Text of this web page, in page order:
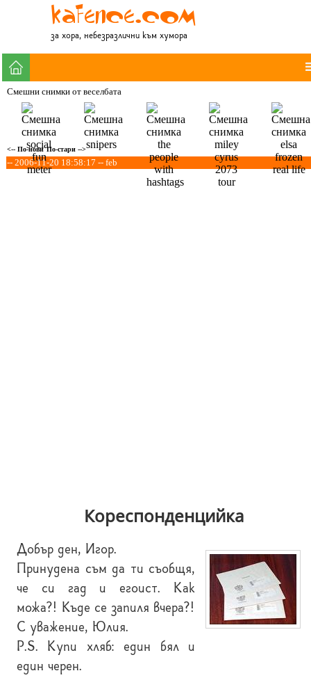
за хора, небезразлични към хумора
Смешни снимки от веселбата
<-- По-нови По-стари -->
-- 2006-11-20 18:58:17 -- feb
Кореспонденцийка
Добър ден, Игор.
Принудена съм да ти съобщя,
че си гад и егоист. Как
можа?! Къде се запиля вчера?!
С уважение, Юлия.
P.S. Купи хляб: един бял и
един черен.